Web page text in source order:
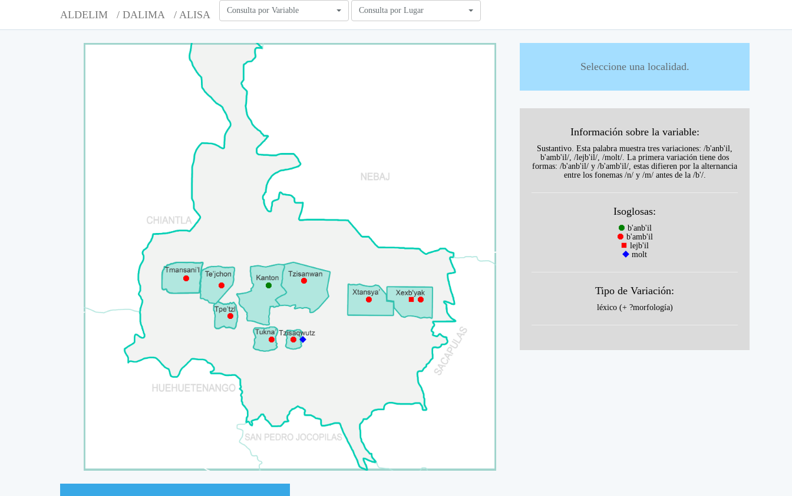
ALDELIM / DALIMA / ALISA Consulta por Variable Consulta por Lugar
⯃
⯃
⯃
⯃
⯃
⯃
⯃ ⯃ ⯁
⯀ ⯃
Seleccione una localidad.
Información sobre la variable:
Sustantivo. Esta palabra muestra tres variaciones: /b'anb'il,
b'amb'il/, /lejb'il/, /molt/. La primera variación tiene dos
formas: /b'anb'il/ y /b'amb'il/, estas difieren por la alternancia
entre los fonemas /n/ y /m/ antes de la /b'/.
Isoglosas:
⯃ b'anb'il
⯃ b'amb'il
⯀ lejb'il
⯁ molt
Tipo de Variación:
léxico (+ ?morfología)